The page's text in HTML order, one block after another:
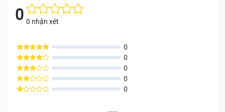
0 0 nhận xét
0
0
0
0
0